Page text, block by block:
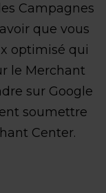
Campagnes
que vous
optimisé qui
le Merchant
sur Google
soumettre
Center.